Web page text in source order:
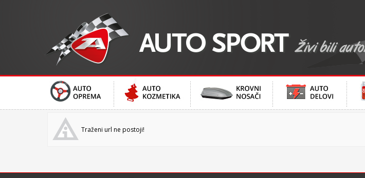
Traženi url ne postoji!